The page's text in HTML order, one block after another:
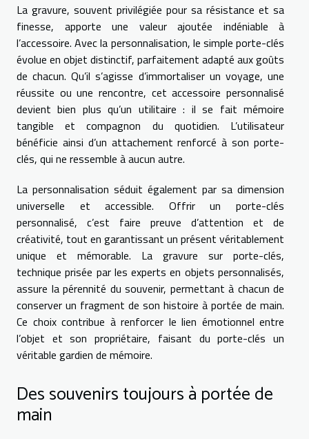
La gravure, souvent privilégiée pour sa résistance et sa
finesse, apporte une valeur ajoutée indéniable à
l’accessoire. Avec la personnalisation, le simple porte-clés
évolue en objet distinctif, parfaitement adapté aux goûts
de chacun. Qu’il s’agisse d’immortaliser un voyage, une
réussite ou une rencontre, cet accessoire personnalisé
devient bien plus qu’un utilitaire : il se fait mémoire
tangible et compagnon du quotidien. L’utilisateur
bénéficie ainsi d’un attachement renforcé à son porte-
clés, qui ne ressemble à aucun autre.
La personnalisation séduit également par sa dimension
universelle et accessible. Offrir un porte-clés
personnalisé, c’est faire preuve d’attention et de
créativité, tout en garantissant un présent véritablement
unique et mémorable. La gravure sur porte-clés,
technique prisée par les experts en objets personnalisés,
assure la pérennité du souvenir, permettant à chacun de
conserver un fragment de son histoire à portée de main.
Ce choix contribue à renforcer le lien émotionnel entre
l’objet et son propriétaire, faisant du porte-clés un
véritable gardien de mémoire.
Des souvenirs toujours à portée de
main